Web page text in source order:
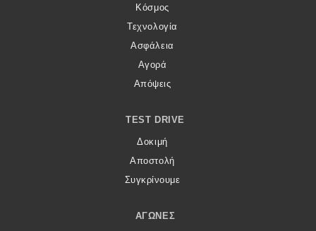
Κόσμος
Τεχνολογία
Ασφάλεια
Αγορά
Απόψεις
TEST DRIVE
Δοκιμή
Αποστολή
Συγκρίνουμε
ΑΓΏΝΕΣ